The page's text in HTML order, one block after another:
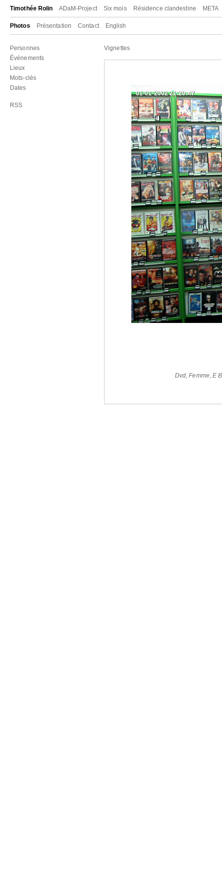
Timothée Rolin ADaM-Project Six mois Résidence clandestine META
Photos Présentation Contact English
Personnes
Événements
Lieux
Mots-clés
Dates
RSS
Vignettes
01-01-2002 21:20:47
Dvd,Femme,E B